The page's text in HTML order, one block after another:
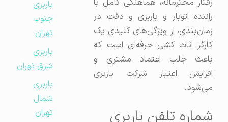
رفتار محترمانه، هماهنگی کامل با
راننده اتوبار و باربری و دقت در
زمان‌بندی، از ویژگی‌های کلیدی یک
کارگر اثاث کشی حرفه‌ای است که
باعث جلب اعتماد مشتری و
افزایش اعتبار شرکت باربری
می‌شود.
شماره تلفن باربری
باربری
جنوب
تهران
باربری
شرق تهران
باربری
شمال
تهران